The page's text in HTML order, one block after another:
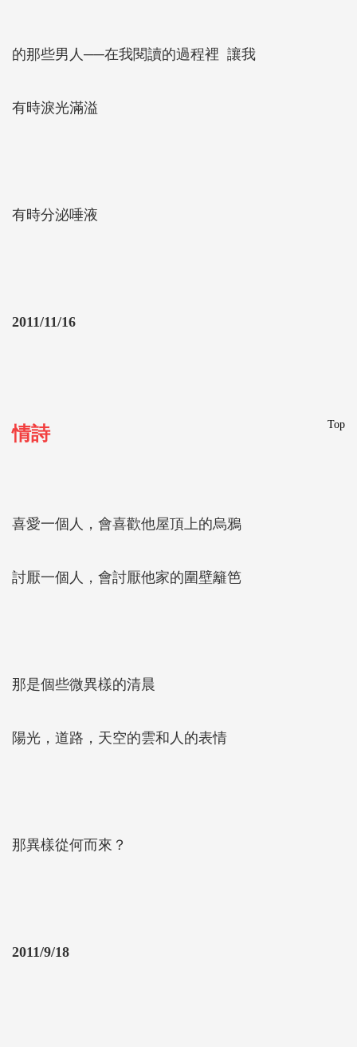
的那些男人──在我閱讀的過程裡 讓我
有時淚光滿溢
有時分泌唾液
2011/11/16
Top
情詩
喜愛一個人，會喜歡他屋頂上的烏鴉
討厭一個人，會討厭他家的圍壁籬笆
那是個些微異樣的清晨
陽光，道路，天空的雲和人的表情
那異樣從何而來？
2011/9/18